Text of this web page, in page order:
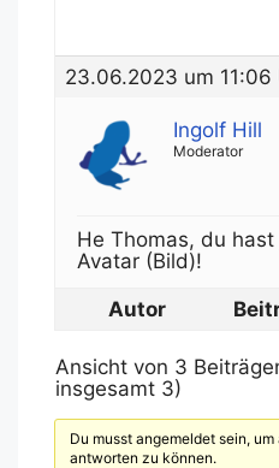
23.06.2023 um 11:06
Ingolf Hill
Moderator
He Thomas, du
Avatar (Bild)!
Autor
Ansicht von 3
insgesamt 3)
Du musst angemeldet sein,
antworten zu können.